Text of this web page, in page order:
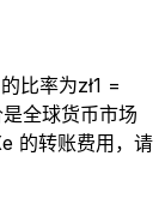
比率为zł1 =
全球货币市场
的转账费用，请